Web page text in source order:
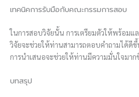
เทคนิคการรับมือกับคณะกรรมการสอบ
ในการสอบวิจัยนั้น การเตรียมตัวให้พร้อมแ
วิจัยจะช่วยให้ท่านสามารถตอบคำถามได้ดี
การนำเสนอจะช่วยให้ท่านมีความมั่นใจมา
บทสรุป